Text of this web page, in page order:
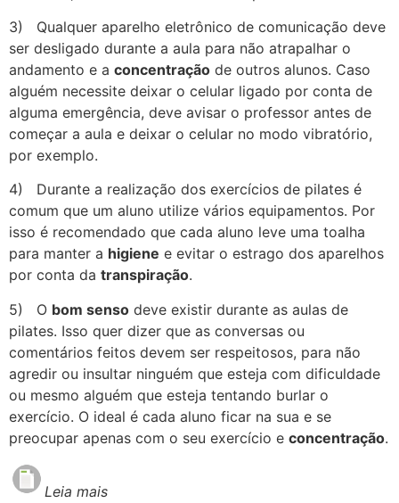
3)
Qualquer aparelho eletrônico de comunicação deve
ser desligado durante a aula para não atrapalhar o
andamento e a concentração de outros alunos. Caso
alguém necessite deixar o celular ligado por conta de
alguma emergência, deve avisar o professor antes de
começar a aula e deixar o celular no modo vibratório,
por exemplo.
4)
Durante a realização dos exercícios de pilates é
comum que um aluno utilize vários equipamentos. Por
isso é recomendado que cada aluno leve uma toalha
para manter a higiene e evitar o estrago dos aparelhos
por conta da transpiração.
5)
O bom senso deve existir durante as aulas de
pilates. Isso quer dizer que as conversas ou
comentários feitos devem ser respeitosos, para não
agredir ou insultar ninguém que esteja com dificuldade
ou mesmo alguém que esteja tentando burlar o
exercício. O ideal é cada aluno ficar na sua e se
preocupar apenas com o seu exercício e concentração.
Leia mais